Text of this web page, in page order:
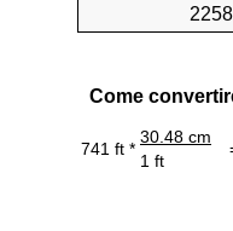
Come
741 ft *
30.48 cm
1 ft